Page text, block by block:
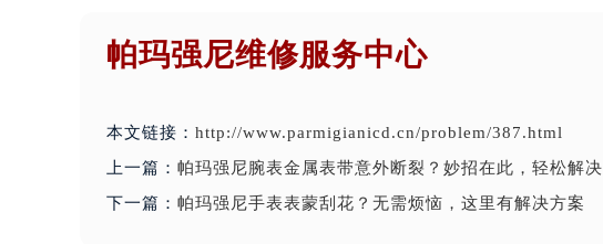
帕玛强尼维修服务中心
本文链接： http://www.parmigianicd.cn/problem/387.html
上一篇： 帕玛强尼腕表金属表带意外断裂？妙招在此，轻松解决
下一篇： 帕玛强尼手表表蒙刮花？无需烦恼，这里有解决方案